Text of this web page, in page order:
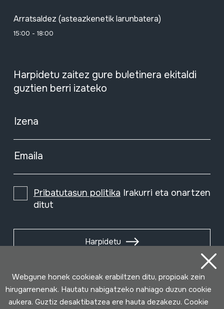
Arratsaldez (asteazkenetik larunbatera)
15:00 - 18:00
Harpidetu zaitez gure buletinera ekitaldi
guztien berri izateko
Izena
Emaila
Pribatutasun politika Irakurri eta onartzen
ditut
Harpidetu
Webgune honek cookieak erabiltzen ditu, propioak zein
hirugarrenenak. Hautatu nabigatzeko nahiago duzun cookie
aukera. Guztiz desaktibatzea ere hauta dezakezu. Cookie